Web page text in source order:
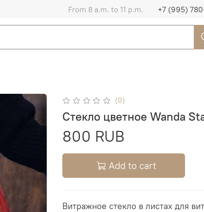
From 8 a.m. to 11 p.m. +7 (995)
(0)
Стекло цветное Wanda
800 RUB
Add to cart
Витражное стекло в листах для